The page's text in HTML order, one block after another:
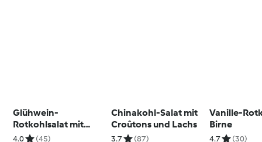
Glühwein-
Rotkohlsalat mit
Camembert und
4.0 (45)
Chinakohl-Salat mit
Croûtons und Lachs
3.7 (87)
Vanille-
Birne
4.7 (30)